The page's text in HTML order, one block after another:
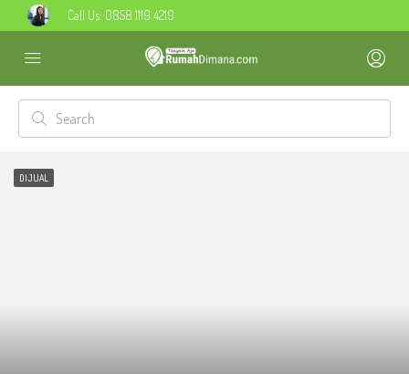
Call Us: 0858 1119 4219
DIJUAL